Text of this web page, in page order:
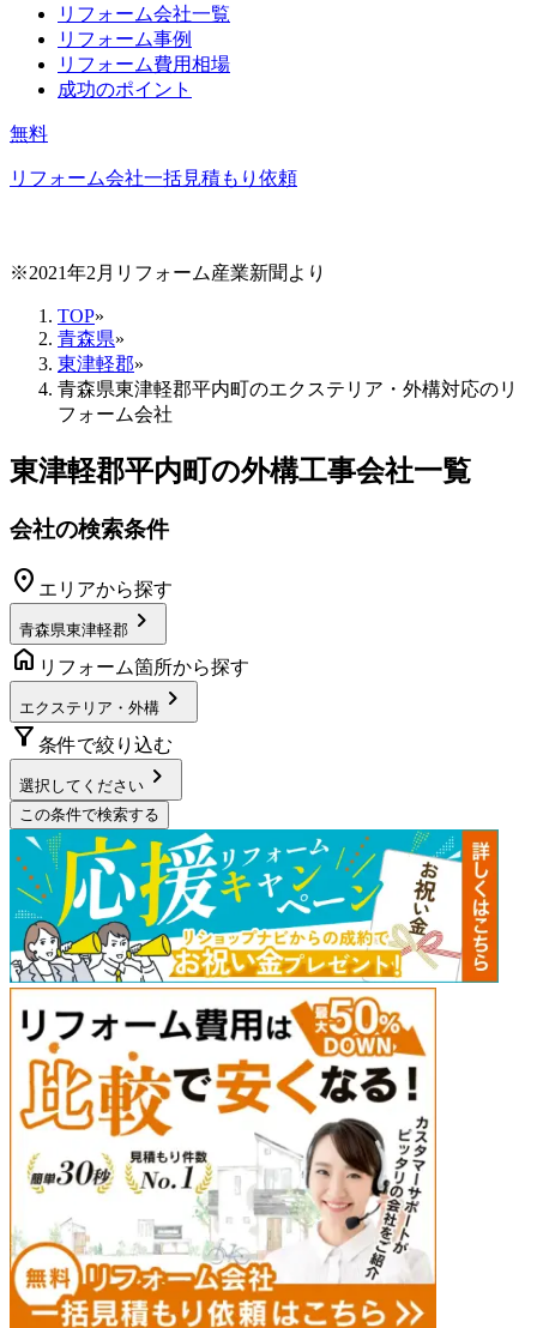
リフォーム会社一覧
リフォーム事例
リフォーム費用相場
成功のポイント
無料
リフォーム会社一括見積もり依頼
※2021年2月リフォーム産業新聞より
TOP»
青森県»
東津軽郡»
青森県東津軽郡平内町のエクステリア・外構対応のリ
フォーム会社
東津軽郡平内町の外構工事会社一覧
会社の検索条件
location_on エリアから探す
青森県東津軽郡 chevron_right
home リフォーム箇所から探す
エクステリア・外構 chevron_right
filter_alt 条件で絞り込む
選択してください chevron_right
この条件で検索する